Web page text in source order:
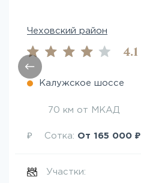
Чеховский район
4.1
Калужское шоссе
70 км от МКАД
₽ Сотка: От 165 000 ₽
Участки: